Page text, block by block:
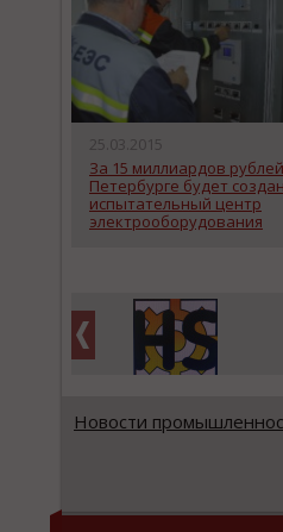
25.03.2015
За 15 миллиардов
Петербурге будет создан
испытательный центр
электрооборудования
Новости